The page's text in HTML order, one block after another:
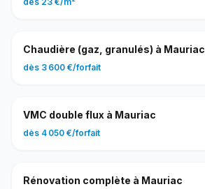
Chaudière (gaz, granulés) à Mauriac
dès 3 600 €/forfait
VMC double flux à Mauriac
dès 4 050 €/forfait
Rénovation complète à Mauriac